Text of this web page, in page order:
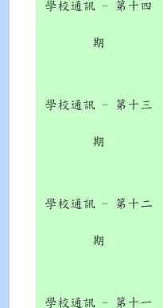
學校通訊 - 第十四
期
學校通訊 - 第十三
期
學校通訊 - 第十二
期
學校通訊 - 第十一